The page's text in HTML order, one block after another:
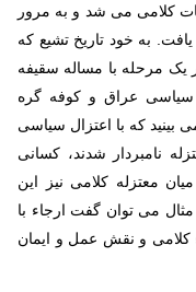
کلامی می شد و به مرور
به خود تاریخ تشیع که
یک مرحله با مساله سقیفه
سیاسی عراق و کوفه گره
بینید که با اعتزال سیاسی
نامبردار شدند، کسانی
معتزله کلامی نیز این
می توان گفت ارجاء با
و نقش عمل و ایمان